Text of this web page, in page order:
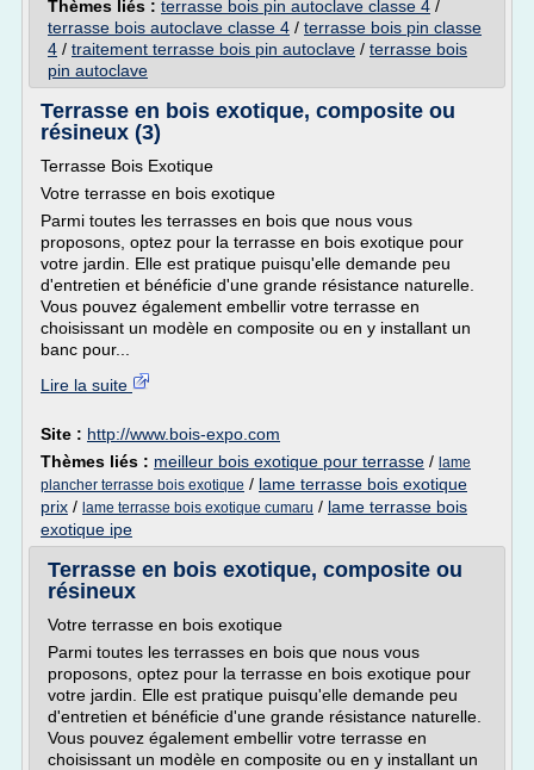
Thèmes liés : terrasse bois pin autoclave classe 4 /
terrasse bois autoclave classe 4 / terrasse bois pin classe
4 / traitement terrasse bois pin autoclave / terrasse bois
pin autoclave
Terrasse en bois exotique, composite ou
résineux (3)
Terrasse Bois Exotique
Votre terrasse en bois exotique
Parmi toutes les terrasses en bois que nous vous
proposons, optez pour la terrasse en bois exotique pour
votre jardin. Elle est pratique puisqu'elle demande peu
d'entretien et bénéficie d'une grande résistance naturelle.
Vous pouvez également embellir votre terrasse en
choisissant un modèle en composite ou en y installant un
banc pour...
Lire la suite
Site : http://www.bois-expo.com
Thèmes liés : meilleur bois exotique pour terrasse / lame
plancher terrasse bois exotique / lame terrasse bois exotique
prix / lame terrasse bois exotique cumaru / lame terrasse bois
exotique ipe
Terrasse en bois exotique, composite ou
résineux
Votre terrasse en bois exotique
Parmi toutes les terrasses en bois que nous vous
proposons, optez pour la terrasse en bois exotique pour
votre jardin. Elle est pratique puisqu'elle demande peu
d'entretien et bénéficie d'une grande résistance naturelle.
Vous pouvez également embellir votre terrasse en
choisissant un modèle en composite ou en y installant un